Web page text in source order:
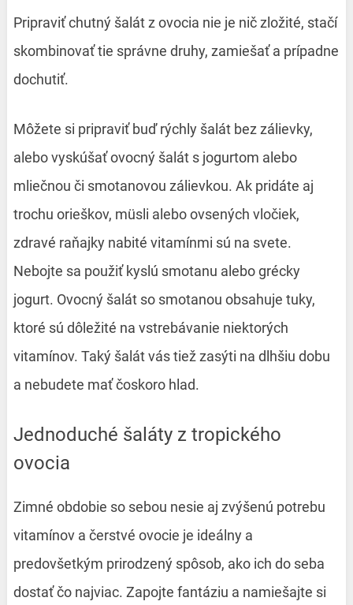
Pripraviť chutný šalát z ovocia nie je nič zložité, stačí
skombinovať tie správne druhy, zamiešať a prípadne
dochutiť.
Môžete si pripraviť buď rýchly šalát bez zálievky,
alebo vyskúšať ovocný šalát s jogurtom alebo
mliečnou či smotanovou zálievkou. Ak pridáte aj
trochu orieškov, müsli alebo ovsených vločiek,
zdravé raňajky nabité vitamínmi sú na svete.
Nebojte sa použiť kyslú smotanu alebo grécky
jogurt. Ovocný šalát so smotanou obsahuje tuky,
ktoré sú dôležité na vstrebávanie niektorých
vitamínov. Taký šalát vás tiež zasýti na dlhšiu dobu
a nebudete mať čoskoro hlad.
Jednoduché šaláty z tropického
ovocia
Zimné obdobie so sebou nesie aj zvýšenú potrebu
vitamínov a čerstvé ovocie je ideálny a
predovšetkým prirodzený spôsob, ako ich do seba
dostať čo najviac. Zapojte fantáziu a namiešajte si